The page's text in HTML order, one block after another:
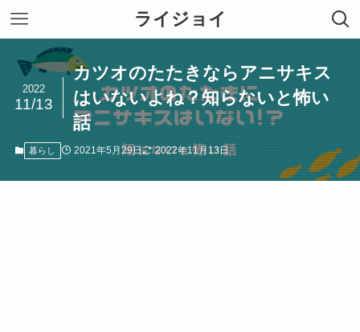
ライジョイ
カツオのたたきならアニサキス
はいないよね？知らないと怖い
話
2022
11/13
暮らし 2021年5月29日 2022年11月13日